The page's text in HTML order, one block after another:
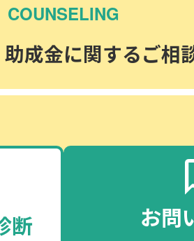
COUNSELING
成金に関するご相
断 お問